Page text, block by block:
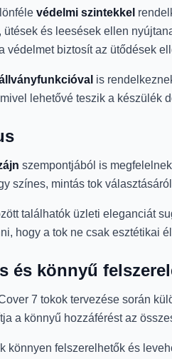
védelmi szintekkel
és leesések ellen
védelmet biztosít az ütődések
is
lehetővé teszik a készülék
szempontjából is
színes, mintás tok
találhatók üzleti eleganciát
hogy a tok ne csak esztétikai
és könnyű
7 tokok tervezése során
a könnyű hozzáférést az
könnyen felszerelhetők és